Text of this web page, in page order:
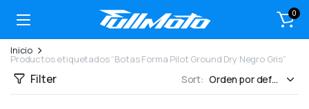
0
Inicio
Productos etiquetados “Botas Forma Pilot Ground Dry Negro Gris”
Filter Sort: